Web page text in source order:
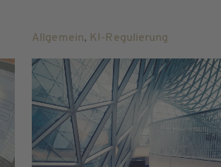
Allgemein, KI-Regulierung